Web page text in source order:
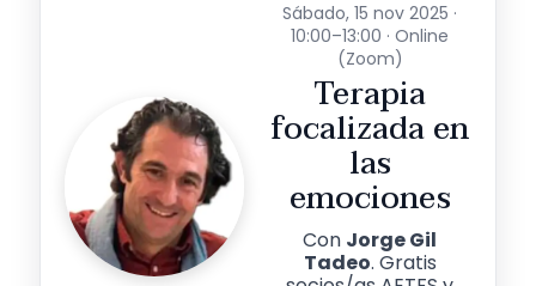
Sábado, 15 nov 2025 ·
10:00–13:00 · Online
(Zoom)
Terapia
focalizada en
las
emociones
Con Jorge Gil
Tadeo. Gratis